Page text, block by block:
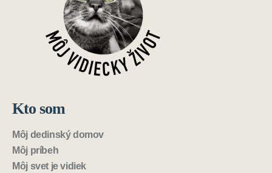
Kto som
Môj dedinský domov
Môj príbeh
Môj svet je vidiek